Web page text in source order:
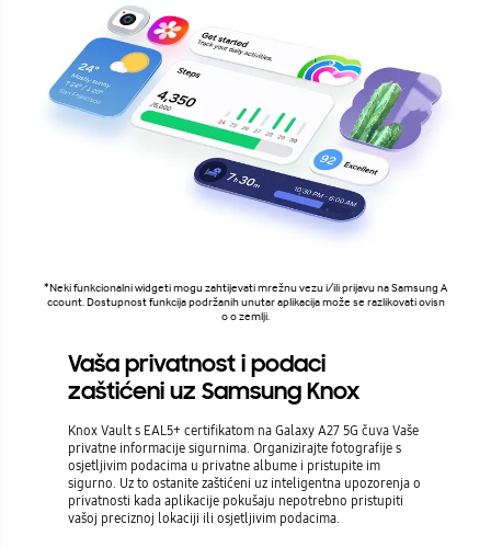
*Neki funkcionalni widgeti mogu zahtijevati mrežnu vezu i/ili prijavu na Samsung A
ccount. Dostupnost funkcija podržanih unutar aplikacija može se razlikovati ovisn
o o zemlji.
Vaša privatnost i podaci
zaštićeni uz Samsung Knox
Knox Vault s EAL5+ certifikatom na Galaxy A27 5G čuva Vaše
privatne informacije sigurnima. Organizirajte fotografije s
osjetljivim podacima u privatne albume i pristupite im
sigurno. Uz to ostanite zaštićeni uz inteligentna upozorenja o
privatnosti kada aplikacije pokušaju nepotrebno pristupiti
vašoj preciznoj lokaciji ili osjetljivim podacima.